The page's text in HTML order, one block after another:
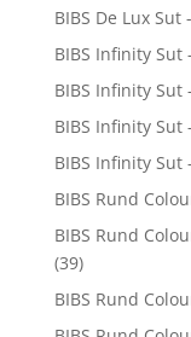
BIBS De Lux
BIBS Infinity Sut
BIBS Infinity Sut
BIBS Infinity Sut
BIBS Infinity Sut
BIBS Rund
BIBS Rund
(39)
BIBS Rund